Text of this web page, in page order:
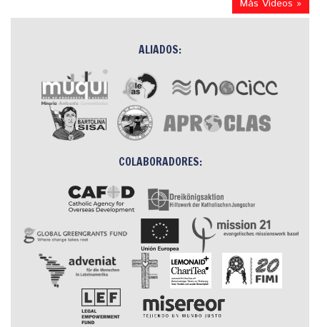
Más Videos »
ALIADOS:
COLABORADORES: